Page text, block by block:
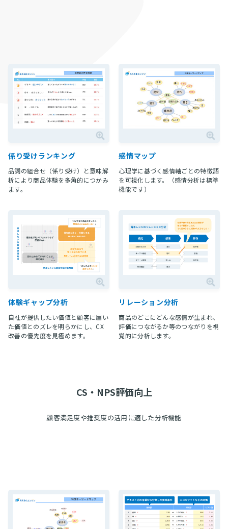
係り受けランキング
品詞の組合せ（係り受け）と意味解
析により商品体験を多角的につかみ
ます。
感情マップ
心理学に基づく感情軸ごとの特徴語
を可視化します。（感情分析は標準
機能です）
体験ギャップ分析
自社が提供したい価値と顧客に届い
た価値とのズレを明らかにし、CX
改善の優先度を見極めます。
リレーション分析
商品のどこにどんな感情が生まれ、
評価につながるか等のつながりを視
覚的に分析します。
CS・NPS評価向上
顧客満足度や推奨度の活用に適した分析機能